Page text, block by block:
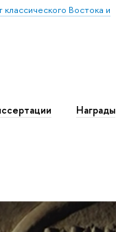
классического Востока и
Награды